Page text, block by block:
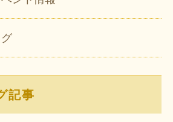
記事